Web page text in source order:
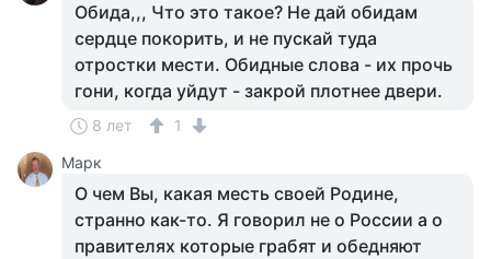
Обида,,, Что это такое? Не дай обидам
сердце покорить, и не пускай туда
отростки мести. Обидные слова - их прочь
гони, когда уйдут - закрой плотнее двери.
8 лет
1
Марк
О чем Вы, какая месть своей Родине,
странно как-то. Я говорил не о России а о
правителях которые грабят и обедняют